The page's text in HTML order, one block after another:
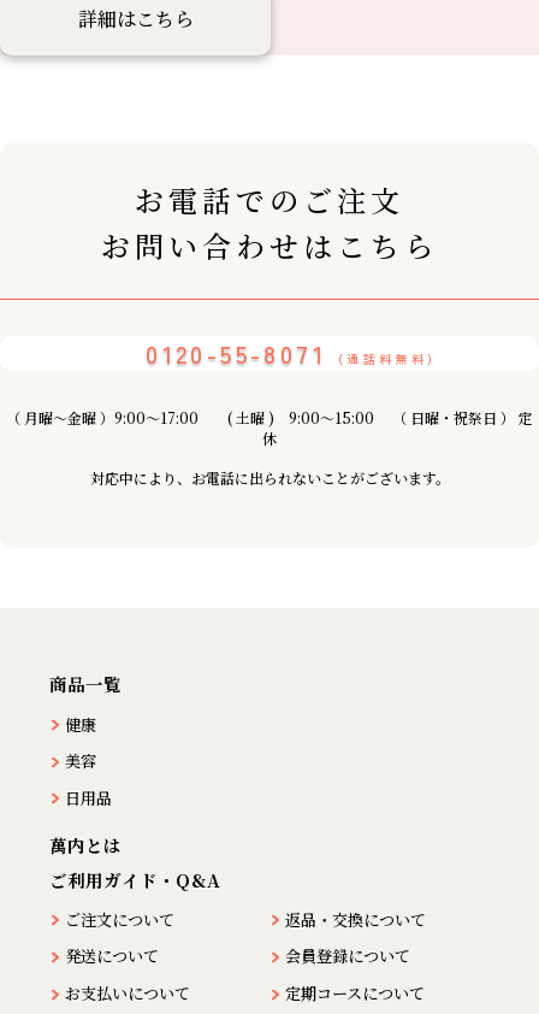
詳細はこちら
お電話でのご注文
お問い合わせはこちら
0120-55-8071 (通話料無料)
（ 月曜〜金曜 ）9:00～17:00 ( 土曜 ) 9:00〜15:00 （ 日曜・祝祭日 ） 定
休
対応中により、お電話に出られないことがございます。
商品一覧
健康
美容
日用品
萬内とは
ご利用ガイド・Q&A
ご注文について
返品・交換について
発送について
会員登録について
お支払いについて
定期コースについて